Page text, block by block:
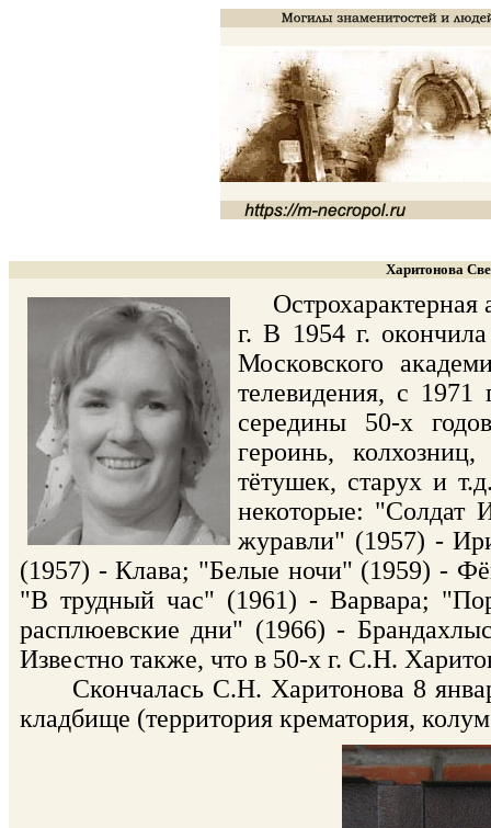
Харитонова
Острохарактерная
г. В 1954 г.
Московского
телевидения, с
середины 50-х
героинь,
тётушек, старух и
некоторые: "Солдат
журавли" (1957) -
(1957) - Клава; "Белые ночи" (1959) -
"В трудный час" (1961) - Варвара;
расплюевские дни" (1966) -
Известно также, что в 50-х г. С.Н.
Скончалась С.Н. Харитонова 8
кладбище (территория крематория,